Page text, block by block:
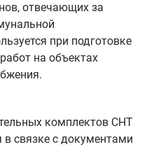
отвечающих за
при подготовке
на объектах
комплектов СНТ
в связке с документами